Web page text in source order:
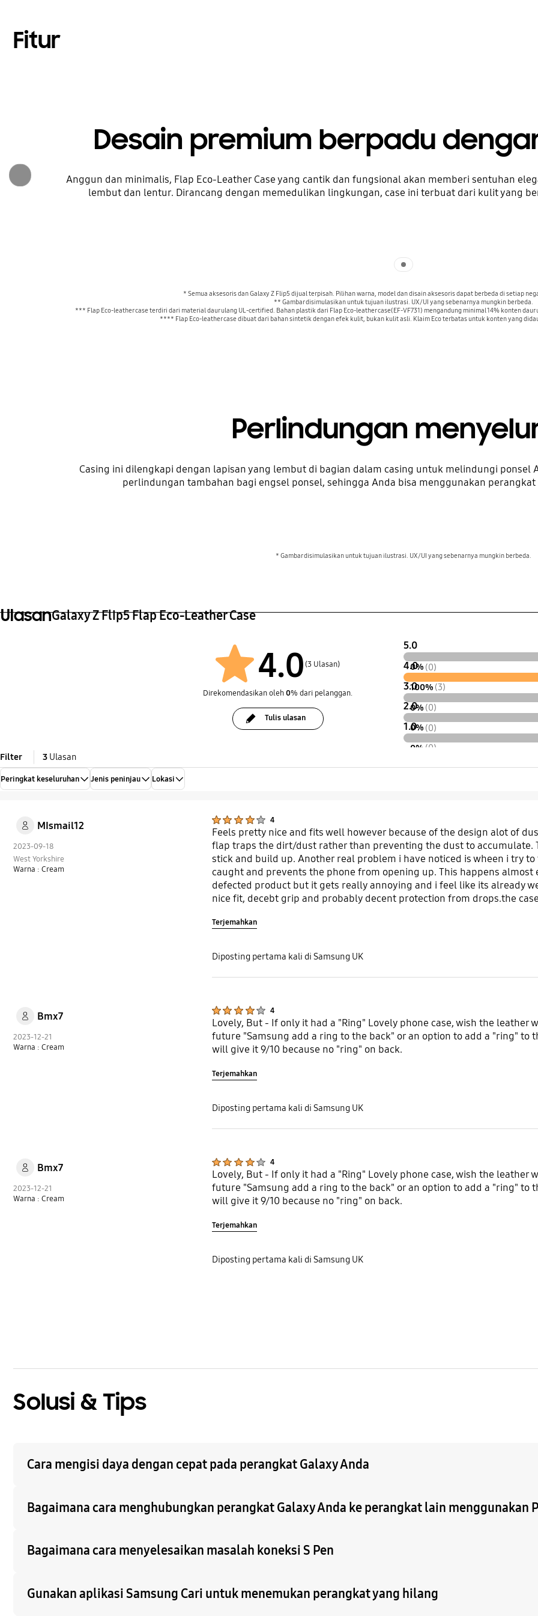
Fitur
Desain premium berpadu
Anggun dan minimalis, Flap Eco-Leather Case yang cantik dan fungsional akan memberi sentuhan
lembut dan lentur. Dirancang dengan memedulikan lingkungan, case ini terbuat dari kulit yang
* Semua aksesoris dan Galaxy Z Flip5 dijual terpisah. Pilihan warna, model dan disain aksesoris dapat berbeda di setiap
** Gambar disimulasikan untuk tujuan ilustrasi. UX/UI yang sebenarnya mungkin berbeda.
*** Flap Eco-leather case terdiri dari material daur ulang UL-certified. Bahan plastik dari Flap Eco-leather case(EF-VF731) mengandung minimal 14% konten
**** Flap Eco-leather case dibuat dari bahan sintetik dengan efek kulit, bukan kulit asli. Klaim Eco terbatas untuk konten yang
Perlindungan
Casing ini dilengkapi dengan lapisan yang lembut di bagian dalam casing untuk melindungi ponsel
perlindungan tambahan bagi engsel ponsel, sehingga Anda bisa menggunakan
* Gambar disimulasikan untuk tujuan ilustrasi. UX/UI yang sebenarnya mungkin berbeda.
UlasanGalaxy Z Flip5 Flap Eco-Leather Case
4.0(3 Ulasan)
Direkomendasikan oleh0% dari pelanggan.
Tulis ulasan
5.0
0% (0)
4.0
100% (3)
3.0
0% (0)
2.0
0% (0)
1.0
0% (0)
Filter
3Ulasan
Peringkat keseluruhan Jenis peninjau Lokasi
MIsmail12
2023-09-18
West Yorkshire
Warna : Cream
4
Feels pretty nice and fits well however because of the design alot of
flap traps the dirt/dust rather than preventing the dust to accumulate.
stick and build up. Another real problem i have noticed is wheen i try
caught and prevents the phone from opening up. This happens
defected product but it gets really annoying and i feel like its already
nice fit, decebt grip and probably decent protection from drops.the
Terjemahkan
Diposting pertama kali di Samsung UK
Bmx7
2023-12-21
Warna : Cream
4
Lovely, But - If only it had a "Ring" Lovely phone case, wish the
future "Samsung add a ring to the back" or an option to add a "ring" to
will give it 9/10 because no "ring" on back.
Terjemahkan
Diposting pertama kali di Samsung UK
Bmx7
2023-12-21
Warna : Cream
4
Lovely, But - If only it had a "Ring" Lovely phone case, wish the
future "Samsung add a ring to the back" or an option to add a "ring" to
will give it 9/10 because no "ring" on back.
Terjemahkan
Diposting pertama kali di Samsung UK
Solusi & Tips
Cara mengisi daya dengan cepat pada perangkat Galaxy Anda
Bagaimana cara menghubungkan perangkat Galaxy Anda ke perangkat lain menggunakan
Bagaimana cara menyelesaikan masalah koneksi S Pen
Gunakan aplikasi Samsung Cari untuk menemukan perangkat yang hilang